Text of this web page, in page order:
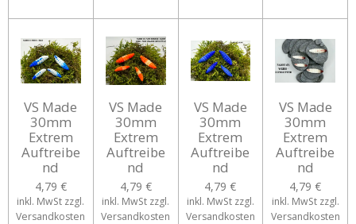
VS Made
30mm
Extrem
Auftreibe
nd
4,79 €
inkl. MwSt zzgl.
Versandkosten
VS Made
30mm
Extrem
Auftreibe
nd
4,79 €
inkl. MwSt zzgl.
Versandkosten
VS Made
30mm
Extrem
Auftreibe
nd
4,79 €
inkl. MwSt zzgl.
Versandkosten
VS Made
30mm
Extrem
Auftreibe
nd
4,79 €
inkl. MwSt zzgl.
Versandkosten